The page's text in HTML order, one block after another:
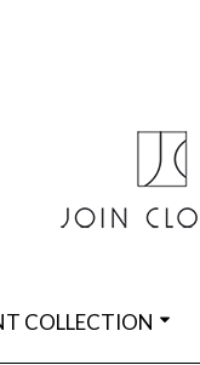
COLLECTION